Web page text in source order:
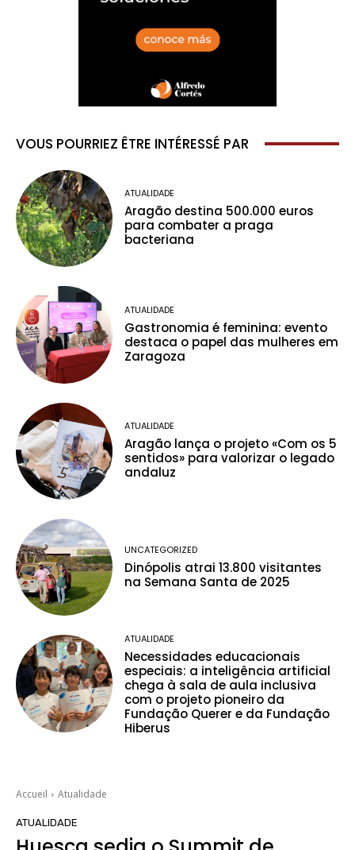
VOUS POURRIEZ ÊTRE INTÉRESSÉ PAR
ATUALIDADE
Aragão destina 500.000 euros
para combater a praga
bacteriana
ATUALIDADE
Gastronomia é feminina: evento
destaca o papel das mulheres em
Zaragoza
ATUALIDADE
Aragão lança o projeto «Com os 5
sentidos» para valorizar o legado
andaluz
UNCATEGORIZED
Dinópolis atrai 13.800 visitantes
na Semana Santa de 2025
ATUALIDADE
Necessidades educacionais
especiais: a inteligência artificial
chega à sala de aula inclusiva
com o projeto pioneiro da
Fundação Querer e da Fundação
Hiberus